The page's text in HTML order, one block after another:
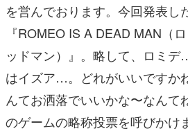
を営んでおります。今回発表し
『ROMEO IS A DEAD MAN（
ッドマン）』。略して、ロミ
はイズア…。どれがいいですか
んてお洒落でいいかな〜なんて
のゲームの略称投票を呼びかけ